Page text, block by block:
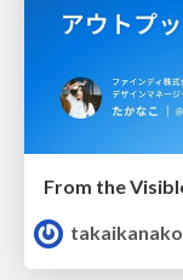
takaikanako